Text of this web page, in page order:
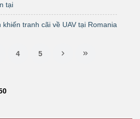
tại
tranh cãi về UAV tại Romania
4 5